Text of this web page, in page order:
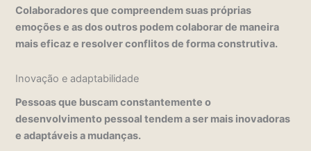
Colaboradores que compreendem suas próprias
emoções e as dos outros podem colaborar de maneira
mais eficaz e resolver conflitos de forma construtiva.
Inovação e adaptabilidade
Pessoas que buscam constantemente o
desenvolvimento pessoal tendem a ser mais inovadoras
e adaptáveis a mudanças.